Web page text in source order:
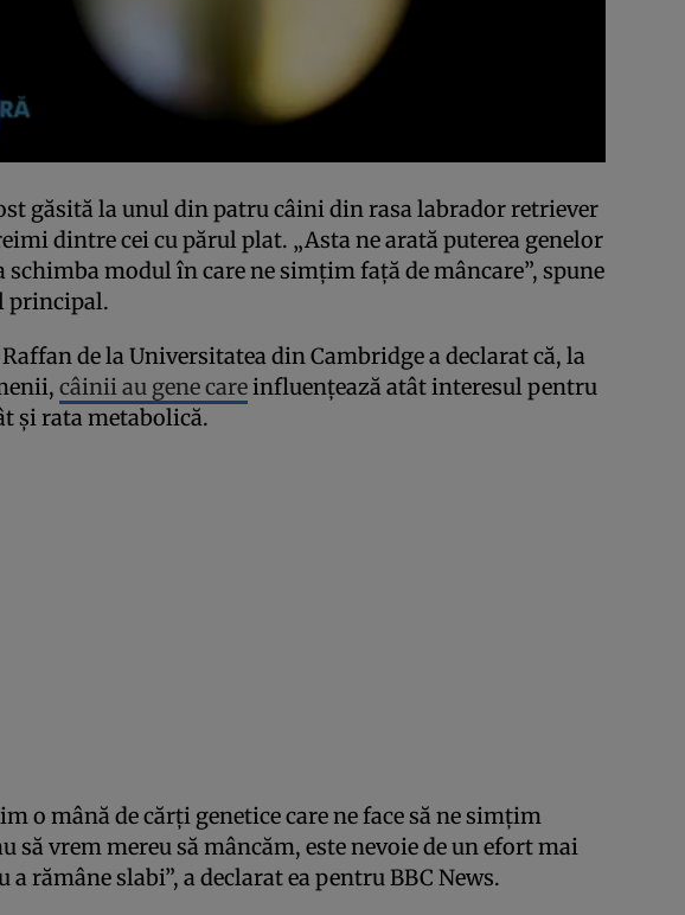
găsită la unul din patru câini din rasa labrador retriever
dintre cei cu părul plat. „Asta ne arată puterea genelor
schimba modul în care ne simțim față de mâncare”, spune
principal.
de la Universitatea din Cambridge a declarat că, la
câinii au gene careinfluențează atât interesul pentru
și rata metabolică.
o mână de cărți genetice care ne face să ne simțim
să vrem mereu să mâncăm, este nevoie de un efort mai
a rămâne slabi”, a declarat ea pentru BBC News.